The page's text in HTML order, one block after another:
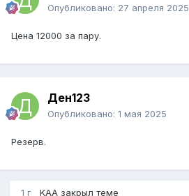
Опубликовано: 27 апреля 2025
Цена 12000 за пару.
Ден123
Опубликовано: 1 мая 2025
Резерв.
1 г KAA закрыл теме